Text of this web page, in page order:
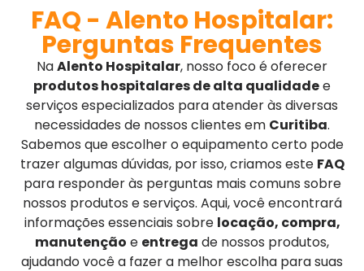
FAQ - Alento Hospitalar:
Perguntas Frequentes
NaAlento Hospitalar, nosso foco é oferecer
produtos hospitalares de alta qualidadee
serviços especializados para atender às diversas
necessidades de nossos clientes em Curitiba.
Sabemos que escolher o equipamento certo pode
trazer algumas dúvidas, por isso, criamos este FAQ
para responder às perguntas mais comuns sobre
nossos produtos e serviços. Aqui, você encontrará
informações essenciais sobre locação, compra,
manutenção e entrega de nossos produtos,
ajudando você a fazer a melhor escolha para suas